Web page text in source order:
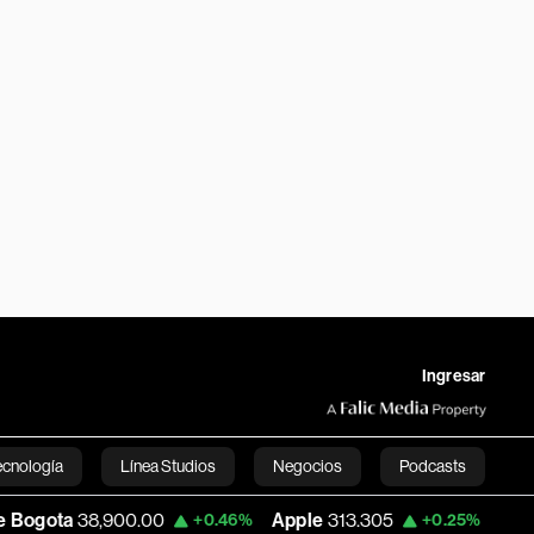
Ingresar
Línea Studios Negocios Podcasts
English+0.46% Apple 313.305 +0.25% USD COP